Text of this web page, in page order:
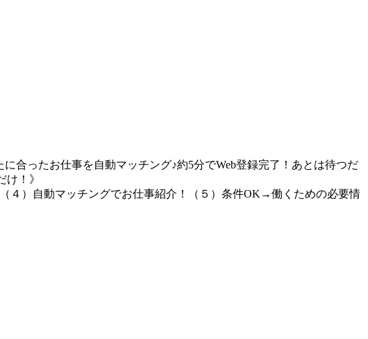
合ったお仕事を自動マッチング♪約5分でWeb登録完了！あとは待つだ
！》
４）自動マッチングでお仕事紹介！（５）条件OK→働くための必要情